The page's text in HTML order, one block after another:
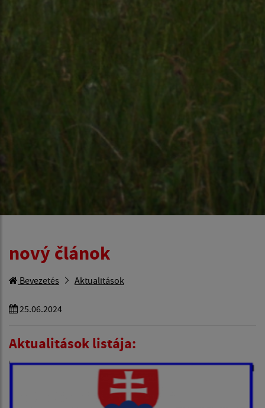
nový článok
Bevezetés Aktualitások
25.06.2024
Aktualitások listája: